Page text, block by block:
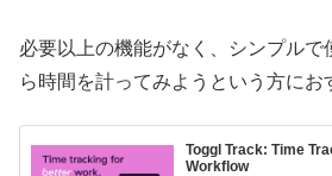
必要以上の機能がなく、シンプルで
ら時間を計ってみようという方にお
Toggl Track: Time
Workflow